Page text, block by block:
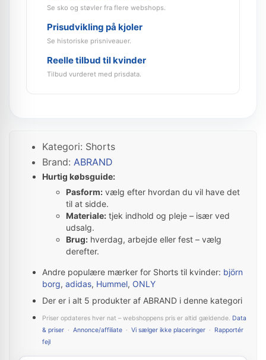
Se sko og støvler fra flere webshops.
Prisudvikling på kjoler
Se historiske prisniveauer.
Reelle tilbud til kvinder
Tilbud vurderet med prisdata.
Kategori: Shorts
Brand: ABRAND
Hurtig købsguide:
Pasform: vælg efter hvordan du vil have det
til at sidde.
Materiale: tjek indhold og pleje – især ved
udsalg.
Brug: hverdag, arbejde eller fest – vælg
derefter.
Andre populære mærker for Shorts til kvinder: björn
borg, adidas, Hummel, ONLY
Der er i alt 5 produkter af ABRAND i denne kategori
Priser opdateres hver nat – webshoppens pris er altid gældende. Data
& priser · Annonce/affiliate · Vi sælger ikke placeringer · Rapportér
fejl